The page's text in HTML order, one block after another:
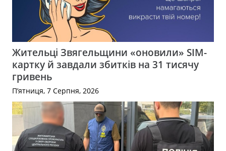
Жительці Звягельщини «оновили» SIM-
картку й завдали збитків на 31 тисячу
гривень
П’ятниця, 7 Серпня, 2026